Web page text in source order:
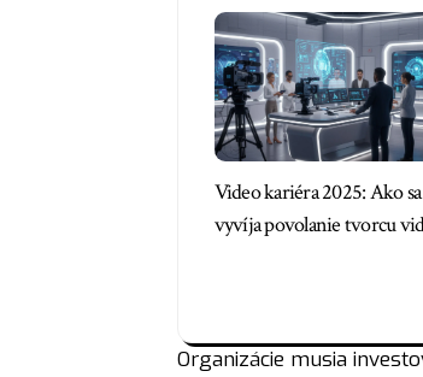
Video kariéra 2025: Ako sa
vyvíja povolanie tvorcu
Organizácie musia